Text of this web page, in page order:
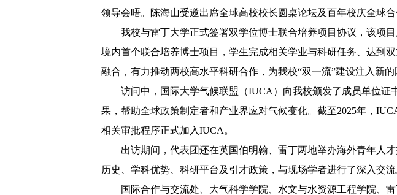
领导会晤。陈海山受邀出席全球高校校长圆桌论坛及百年校庆全
我校与雷丁大学正式签署双学位博士联合培养项目协议，该项
境内首个联合培养博士项目，学生完成相关学业与科研任务、达到
融合，有力推动两校高水平科研合作，为我校“双一流”建设注入新的
访问中，国际大学气候联盟（IUCA）向我校颁发了成员单位
果，帮助全球政策制定者和产业界应对气候变化。截至2025年，
相关审批程序正式加入IUCA。
出访期间，代表团还在英国伯明翰、雷丁两地举办海外青年人
历史、学科优势、科研平台及引才政策，与现场学者进行了深入交流
国际合作与交流处、大气科学学院、水文与水资源工程学院、